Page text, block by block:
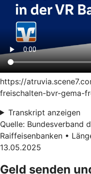
https://
freischalten-bvr-gema-
Transkript anzeigen
Quelle: Bundesverband
Raiffeisenbanken •
13.05.2025
Geld senden